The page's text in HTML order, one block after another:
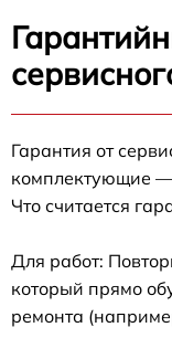
Гарантия от
комплектующие
Что считается
Для работ:
который прямо
ремонта